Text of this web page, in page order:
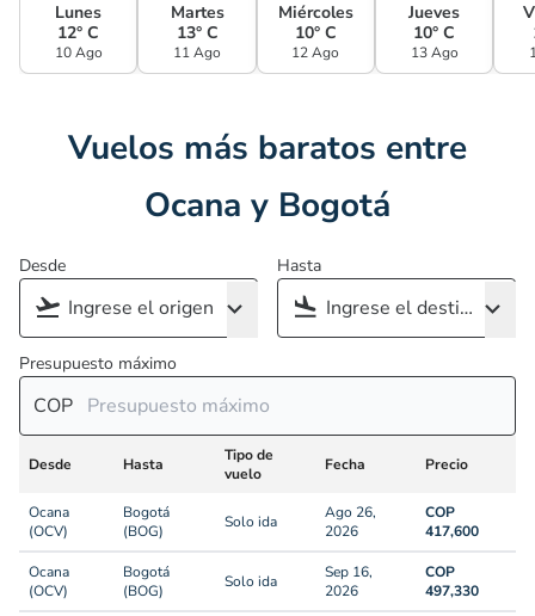
Lunes
12° C
10 Ago
Martes
13° C
11 Ago
Miércoles
10° C
12 Ago
Jueves
10° C
13 Ago
Vuelos más baratos entre
Ocana y Bogotá
Desde Hasta
Presupuesto máximo
COP
Desde Hasta
Tipo de
vuelo
Fecha Precio
Ocana
(OCV)
Bogotá
(BOG)
Solo ida
Ago 26,
2026
COP
417,600
Ocana
(OCV)
Bogotá
(BOG)
Solo ida
Sep 16,
2026
COP
497,330